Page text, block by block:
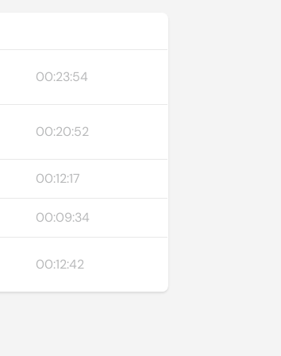
00:23:54
00:20:52
00:12:17
00:09:34
00:12:42